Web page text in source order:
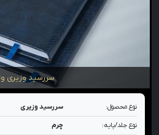
سررسید وزیری
نوع محصول: سررسید وزیری
نوع جلد/پایه: چرم